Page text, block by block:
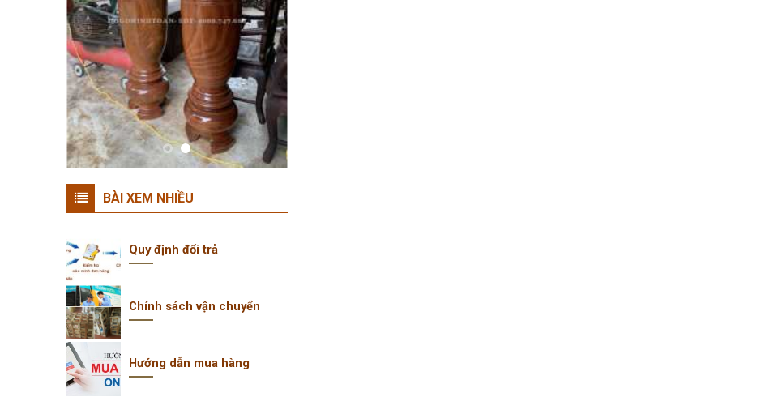
BÀI XEM NHIỀU
Quy định đổi trả
Chính sách vận chuyển
Hướng dẫn mua hàng